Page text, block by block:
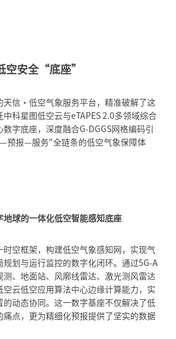
空安全“底座”
天信・低空气象服务平台，精准破解了这
科星图低空云与eTAPES 2.0多领域综合
字底座，深度融合G-DGGS网格编码引
预报—服务"全链条的低空气象保障体
地球的一体化低空智能感知底座
时空框架，构建低空气象感知网，实现气
规划与运行监控的数字化闭环。通过5G-A
测、地面站、风廓线雷达、激光测风雷达
空云低空应用算法中心边缘计算能力，实
的动态协同。这一数字基座不仅解决了低
痛点，更为精细化预报提供了坚实的数据